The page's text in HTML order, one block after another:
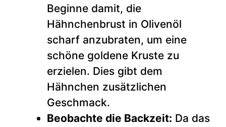
Beginne damit, die
Hähnchenbrust in Olivenöl
scharf anzubraten, um eine
schöne goldene Kruste zu
erzielen. Dies gibt dem
Hähnchen zusätzlichen
Geschmack.
Beobachte die Backzeit: Da das